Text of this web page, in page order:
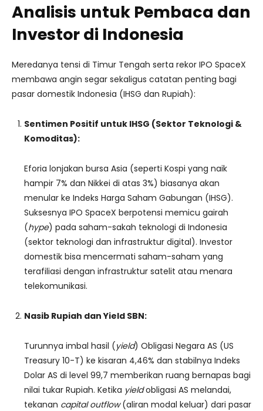
Analisis untuk Pembaca dan
Investor di Indonesia
Meredanya tensi di Timur Tengah serta rekor IPO SpaceX
membawa angin segar sekaligus catatan penting bagi
pasar domestik Indonesia (IHSG dan Rupiah):
Sentimen Positif untuk IHSG (Sektor Teknologi &
Komoditas):
Eforia lonjakan bursa Asia (seperti Kospi yang naik
hampir 7% dan Nikkei di atas 3%) biasanya akan
menular ke Indeks Harga Saham Gabungan (IHSG).
Suksesnya IPO SpaceX berpotensi memicu gairah
(hype) pada saham-sakah teknologi di Indonesia
(sektor teknologi dan infrastruktur digital). Investor
domestik bisa mencermati saham-saham yang
terafiliasi dengan infrastruktur satelit atau menara
telekomunikasi.
Nasib Rupiah dan Yield SBN:
Turunnya imbal hasil (yield) Obligasi Negara AS (US
Treasury 10-T) ke kisaran 4,46% dan stabilnya Indeks
Dolar AS di level 99,7 memberikan ruang bernapas bagi
nilai tukar Rupiah. Ketika yieldobligasi AS melandai,
tekanan capital outflow(aliran modal keluar) dari pasar